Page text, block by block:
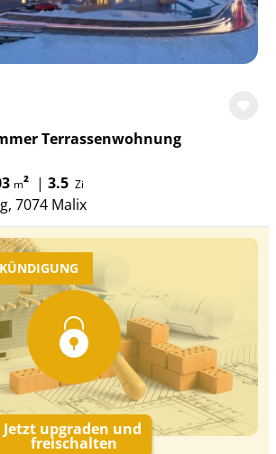
Terrassenwohnung
m² | 3.5 Zi
7074 Malix
Jetzt upgraden und
freischalten